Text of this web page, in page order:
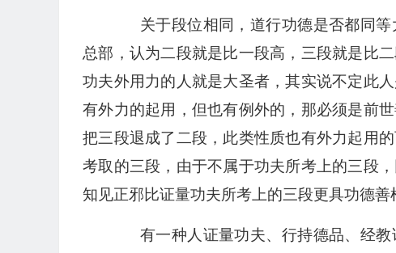
关于段位相同，道行功德是否都同等
总部，认为二段就是比一段高，三段就是比
功夫外用力的人就是大圣者，其实说不定此
有外力的起用，但也有例外的，那必须是前
把三段退成了二段，此类性质也有外力起用
考取的三段，由于不属于功夫所考上的三段
知见正邪比证量功夫所考上的三段更具功德善
有一种人证量功夫、行持德品、经教